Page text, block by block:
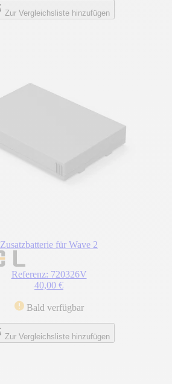
Zur Vergleichsliste hinzufügen
Zusatzbatterie für Wave 2
Referenz: 720326V
40,00 €
Bald verfügbar
Zur Vergleichsliste hinzufügen